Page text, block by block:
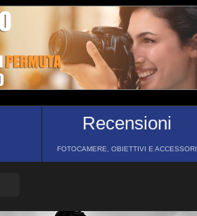
Recensioni
FOTOCAMERE, OBIETTIVI E ACCESSORI